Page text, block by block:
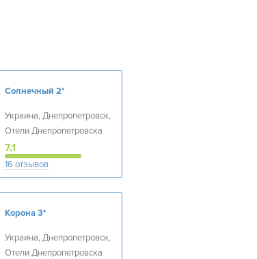
Солнечный 2*
Украина, Днепропетровск,
Отели Днепропетровска
7,1
16 отзывов
Корона3*
Украина, Днепропетровск,
Отели Днепропетровска